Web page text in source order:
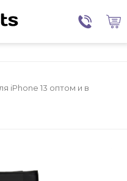
iPhone 13 оптом и в